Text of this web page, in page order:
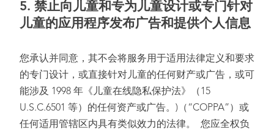
5. 禁止向儿童和专为儿童设计或专门针对
儿童的应用程序发布广告和提供个人信息
您承认并同意，其不会将服务用于适用法律定义和要求
的专门设计，或直接针对儿童的任何财产或广告，或可
能涉及 1998 年《儿童在线隐私保护法》（15
U.S.C.6501 等）的任何资产或广告。)（“COPPA”）或
任何适用管辖区内具有类似效力的法律。 您应全权负